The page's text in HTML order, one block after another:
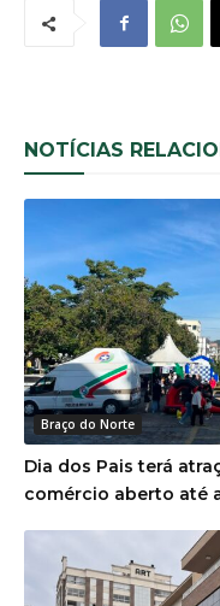
NOTÍCIAS
Braço do Norte
Dia dos Pais terá
comércio aberto até